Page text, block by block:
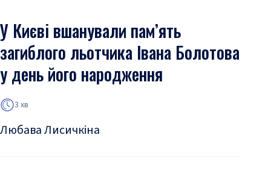
У Києві вшанували пам’ять
загиблого льотчика Івана Болотова
у день його народження
3 хв
Любава Лисичкіна